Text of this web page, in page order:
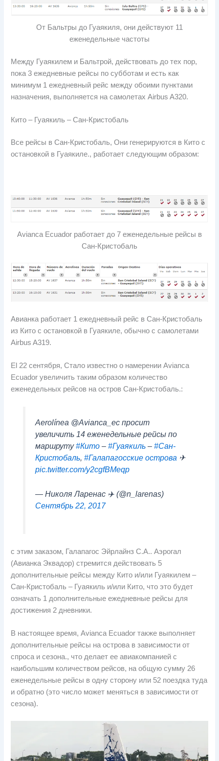
От Бальтры до Гуаякиля, они действуют 11
еженедельные частоты
Между Гуаякилем и Бальтрой, действовать до тех пор,
пока 3 ежедневные рейсы по субботам и есть как
минимум 1 ежедневный рейс между обоими пунктами
назначения, выполняется на самолетах Airbus A320.
Кито – Гуаякиль – Сан-Кристобаль
Все рейсы в Сан-Кристобаль, Они генерируются в Кито с
остановкой в ​​Гуаякиле., работает следующим образом:
Avianca Ecuador работает до 7 еженедельные рейсы в
Сан-Кристобаль
Авианка работает 1 ежедневный рейс в Сан-Кристобаль
из Кито с остановкой в ​​Гуаякиле, обычно с самолетами
Airbus A319.
El 22 сентября, Стало известно о намерении Avianca
Ecuador увеличить таким образом количество
еженедельных рейсов на остров Сан-Кристобаль.:
Aerolínea @Avianca_ec просит
увеличить 14 еженедельные рейсы по
маршруту#Кито– #Гуаякиль– #Сан-
Кристобаль, #Галапагосские острова ✈
pic.twitter.com/y2cgfBMeqp
— Николя Ларенас ✈️ (@n_larenas)
Сентябрь 22, 2017
с этим заказом, Галапагос Эйрлайнз С.А.. Аэрогал
(Авианка Эквадор) стремится действовать 5
дополнительные рейсы между Кито и/или Гуаякилем –
Сан-Кристобаль – Гуаякиль и/или Кито, что это будет
означать 1 дополнительные ежедневные рейсы для
достижения 2 дневники.
В настоящее время, Avianca Ecuador также выполняет
дополнительные рейсы на острова в зависимости от
спроса и сезона., что делает ее авиакомпанией с
наибольшим количеством рейсов, на общую сумму 26
еженедельные рейсы в одну сторону или 52 поездка туда
и обратно (это число может меняться в зависимости от
сезона).